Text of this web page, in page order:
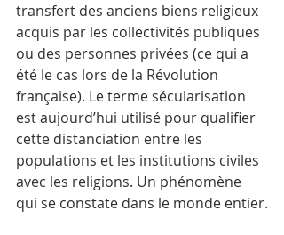
transfert des anciens biens religieux
acquis par les collectivités publiques
ou des personnes privées (ce qui a
été le cas lors de la Révolution
française). Le terme sécularisation
est aujourd’hui utilisé pour qualifier
cette distanciation entre les
populations et les institutions civiles
avec les religions. Un phénomène
qui se constate dans le monde entier.